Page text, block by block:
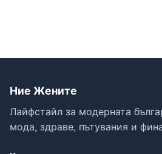
Ние Жените
Лайфстайл за модерната
мода, здраве, пътувания и